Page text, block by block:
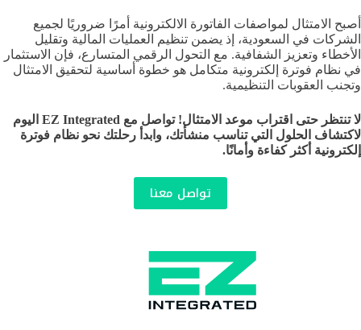
أصبح الامتثال لمواصفات الفاتورة الالكترونية أمرًا ضروريًا لجميع
الشركات في السعودية، إذ يضمن تنظيم العمليات المالية وتقليل
الأخطاء وتعزيز الشفافية. مع التحول الرقمي المتسارع، فإن الاستثمار
في نظام فوترة إلكترونية متكامل هو خطوة أساسية لتحقيق الامتثال
وتجنب العقوبات التنظيمية.
لا تنتظر حتى اقتراب موعد الامتثال! تواصل مع EZ Integrated اليوم
لاكتشاف الحلول التي تناسب منشأتك، وابدأ رحلتك نحو نظام فوترة
إلكترونية أكثر كفاءة وأمانًا.
تواصل معنا